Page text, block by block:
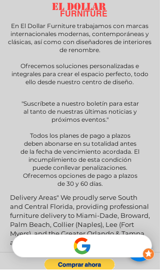
EL DOLLAR
FURNITURE
En El Dollar Furniture trabajamos con marcas
internacionales modernas, contemporáneas y
clásicas, así como con diseñadores de interiores
de renombre.
Ofrecemos soluciones personalizadas e
integrales para crear el espacio perfecto, todo
ello desde nuestro centro de diseño.
"Suscríbete a nuestro boletín para estar
al tanto de nuestras últimas noticias y
próximos eventos."
Todos los planes de pago a plazos
deben abonarse en su totalidad antes
de la fecha de vencimiento acordada. El
incumplimiento de esta condición
puede conllevar penalizaciones.
Ofrecemos opciones de pago a plazos
de 30 y 60 días.
Delivery Areas" We proudly serve South
and Central Florida, providing professional
furniture delivery to Miami-Dade, Broward,
Palm Beach, Collier (Naples), Lee (Fort
Myers), and the Greater Orlando & Tampa
areas.